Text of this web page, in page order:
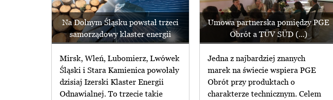
Na Dolnym Śląsku powstał trzeci
samorządowy klaster energii
Mirsk, Wleń, Lubomierz, Lwówek
Śląski i Stara Kamienica powołały
dzisiaj Izerski Klaster Energii
Odnawialnej. To trzecie takie
Umowa partnerska pomiędzy PGE
Obrót a TÜV SÜD (...)
Jedna z najbardziej znanych
marek na świecie wspiera PGE
Obrót przy produktach o
charakterze technicznym. Celem